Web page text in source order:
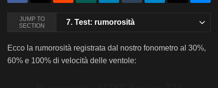
JUMP TO
SECTION
7. Test: rumorosità
Ecco la rumorosità registrata dal nostro fonometro al 30%,
60% e 100% di velocità delle ventole: